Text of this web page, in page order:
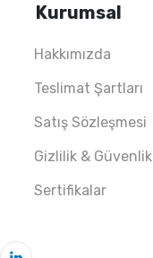
5-8 YAŞ
Kurumsal
Hakkımızda
Teslimat Şartları
Satış Sözleşmesi
Gizlilik & Güvenlik
Sertifikalar